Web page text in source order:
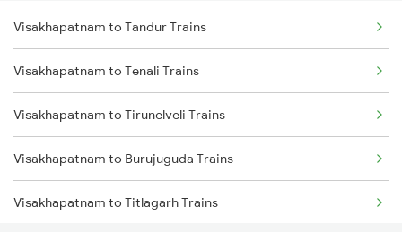
Visakhapatnam to Srikakulam Trains
Tadepalligudem to Hosapete Trains
Tadepalligudem to Bellampalli Trains
Tadepalligudem to Parbhani Trains
Visakhapatnam to Tandur Trains
Visakhapatnam to Tenali Trains
Visakhapatnam to Tirunelveli Trains
Visakhapatnam to Burujuguda Trains
Visakhapatnam to Titlagarh Trains